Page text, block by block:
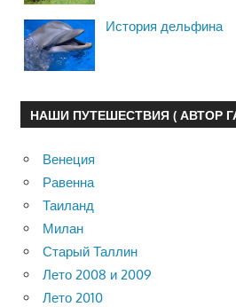
История дельфина
НАШИ ПУТЕШЕСТВИЯ ( АВТОР
Венеция
Равенна
Таиланд
Милан
Старый Таллин
Лето 2008 и 2009
Лето 2010